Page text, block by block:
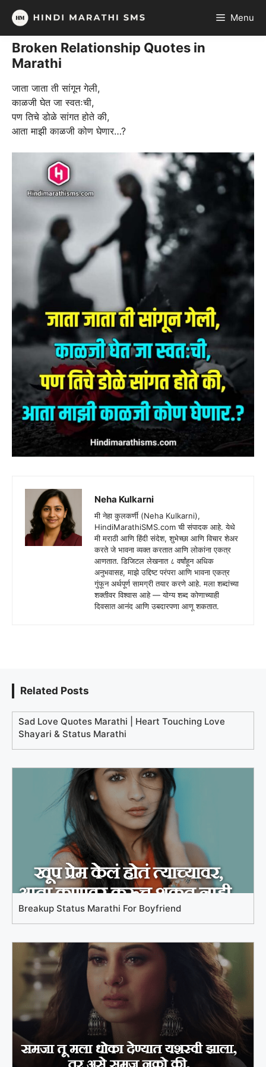
Skip
content
Menu
Broken Relationship Quotes in
Marathi
जाता जाता ती सांगून गेली,
काळजी घेत जा स्वतःची,
पण तिचे डोळे सांगत होते की,
आता माझी काळजी कोण घेणार…?
Neha Kulkarni
मी नेहा कुलकर्णी (Neha Kulkarni),
HindiMarathiSMS.com ची संपादक आहे. येथे
मी मराठी आणि हिंदी संदेश, शुभेच्छा आणि विचार शेअर
करते जे भावना व्यक्त करतात आणि लोकांना एकत्र
आणतात. डिजिटल लेखनात ८ वर्षांहून अधिक
अनुभवासह, माझे उद्दिष्ट परंपरा आणि भावना एकत्र
गुंफून अर्थपूर्ण सामग्री तयार करणे आहे. मला शब्दांच्या
शक्तीवर विश्वास आहे — योग्य शब्द कोणाच्याही
दिवसात आनंद आणि उबदारपणा आणू शकतात.
Related Posts
Sad Love Quotes Marathi | Heart Touching Love
Shayari & Status Marathi
Breakup Status Marathi For Boyfriend